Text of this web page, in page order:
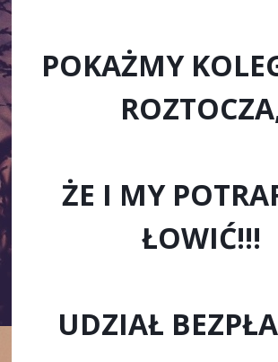
POKAŻMY
ŻE I MY
ŁOWIĆ!!!
UDZIAŁ